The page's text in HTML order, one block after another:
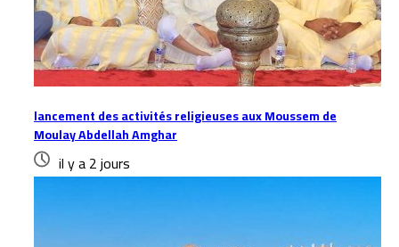
lancement des activités religieuses aux Moussem de
Moulay Abdellah Amghar
il y a 2 jours